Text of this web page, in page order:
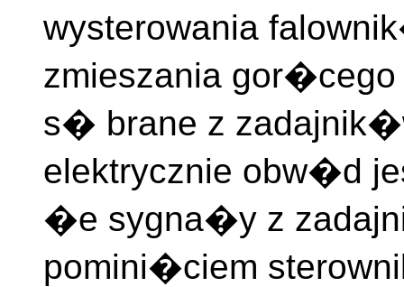
wysterowania
zmieszania gor�cego
s� brane z
elektrycznie obw�d
�e sygna�y z
pomini�ciem